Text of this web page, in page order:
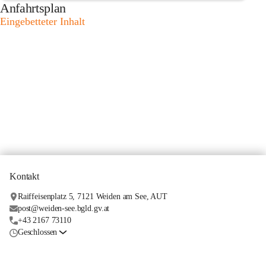
Anfahrtsplan
Eingebetteter Inhalt
Kontakt
Raiffeisenplatz 5, 7121 Weiden am See, AUT
post@weiden-see.bgld.gv.at
+43 2167 73110
Geschlossen